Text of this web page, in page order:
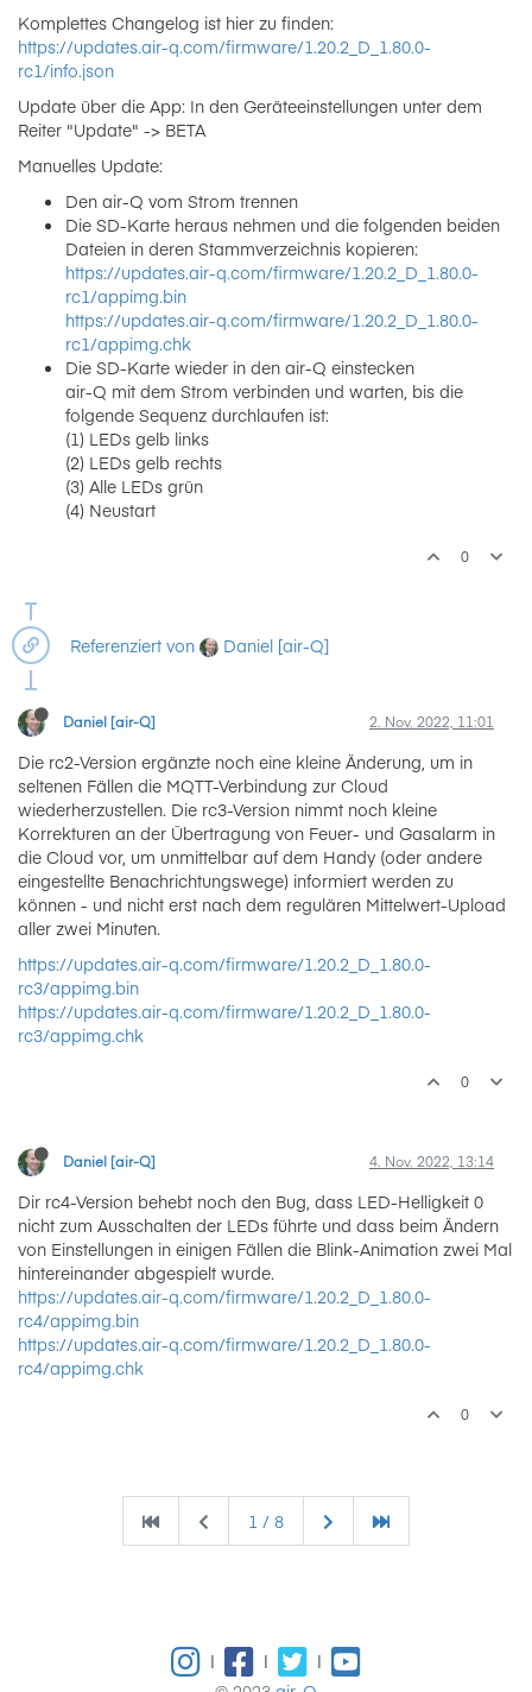
Komplettes Changelog ist hier zu finden:
https://updates.air-q.com/firmware/1.20.2_D_1.80.0-
rc1/info.json
Update über die App: In den Geräteeinstellungen unter dem
Reiter "Update" -> BETA
Manuelles Update:
Den air-Q vom Strom trennen
Die SD-Karte heraus nehmen und die folgenden beiden
Dateien in deren Stammverzeichnis kopieren:
https://updates.air-q.com/firmware/1.20.2_D_1.80.0-
rc1/appimg.bin
https://updates.air-q.com/firmware/1.20.2_D_1.80.0-
rc1/appimg.chk
Die SD-Karte wieder in den air-Q einstecken
air-Q mit dem Strom verbinden und warten, bis die
folgende Sequenz durchlaufen ist:
(1) LEDs gelb links
(2) LEDs gelb rechts
(3) Alle LEDs grün
(4) Neustart
0
Referenziert von Daniel [air-Q]
Daniel [air-Q] 2. Nov. 2022, 11:01
Die rc2-Version ergänzte noch eine kleine Änderung, um in
seltenen Fällen die MQTT-Verbindung zur Cloud
wiederherzustellen. Die rc3-Version nimmt noch kleine
Korrekturen an der Übertragung von Feuer- und Gasalarm in
die Cloud vor, um unmittelbar auf dem Handy (oder andere
eingestellte Benachrichtungswege) informiert werden zu
können - und nicht erst nach dem regulären Mittelwert-Upload
aller zwei Minuten.
https://updates.air-q.com/firmware/1.20.2_D_1.80.0-
rc3/appimg.bin
https://updates.air-q.com/firmware/1.20.2_D_1.80.0-
rc3/appimg.chk
0
Daniel [air-Q] 4. Nov. 2022, 13:14
Dir rc4-Version behebt noch den Bug, dass LED-Helligkeit 0
nicht zum Ausschalten der LEDs führte und dass beim Ändern
von Einstellungen in einigen Fällen die Blink-Animation zwei Mal
hintereinander abgespielt wurde.
https://updates.air-q.com/firmware/1.20.2_D_1.80.0-
rc4/appimg.bin
https://updates.air-q.com/firmware/1.20.2_D_1.80.0-
rc4/appimg.chk
0
1 / 8
| |
|